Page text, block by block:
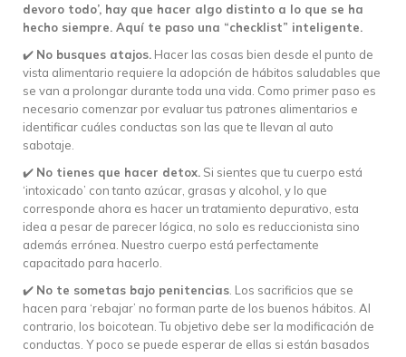
devoro todo’, hay que hacer algo distinto a lo que se ha
hecho siempre. Aquí te paso una “checklist” inteligente.
✔️ No busques atajos. Hacer las cosas bien desde el punto de
vista alimentario requiere la adopción de hábitos saludables que
se van a prolongar durante toda una vida. Como primer paso es
necesario comenzar por evaluar tus patrones alimentarios e
identificar cuáles conductas son las que te llevan al auto
sabotaje.
✔️ No tienes que hacer detox. Si sientes que tu cuerpo está
‘intoxicado’ con tanto azúcar, grasas y alcohol, y lo que
corresponde ahora es hacer un tratamiento depurativo, esta
idea a pesar de parecer lógica, no solo es reduccionista sino
además errónea. Nuestro cuerpo está perfectamente
capacitado para hacerlo.
✔️ No te sometas bajo penitencias . Los sacrificios que se
hacen para ‘rebajar’ no forman parte de los buenos hábitos. Al
contrario, los boicotean. Tu objetivo debe ser la modificación de
conductas. Y poco se puede esperar de ellas si están basados